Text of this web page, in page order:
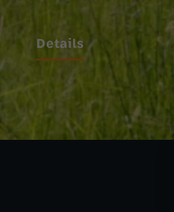
Details